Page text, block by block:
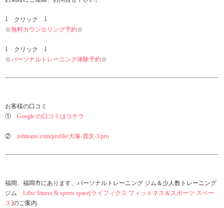
⇩ クリック ⇩
☆無料カウンセリング予約☆
⇩ クリック ⇩
☆パーソナルトレーニング体験予約☆
お客様の口コミ
① Google の口コミはコチラ
② zehitomo.com/profile/大塚-貴文-1/pro
福岡、福岡市にあります、パーソナルトレーニング ジム＆少人数トレーニング
ジム Lifxc fitness & sports space[ライフィクス フィットネス＆スポーツ スペー
ス]のご案内.